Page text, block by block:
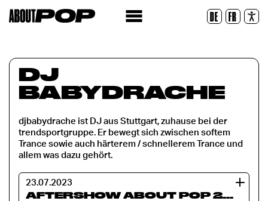
DE FR
DJ
BABYDRACHE
djbabydrache ist DJ aus Stuttgart, zuhause bei der
trendsportgruppe. Er bewegt sich zwischen softem
Trance sowie auch härterem / schnellerem Trance und
allem was dazu gehört.
23.07.2023
AFTERSHOW ABOUT POP 2023